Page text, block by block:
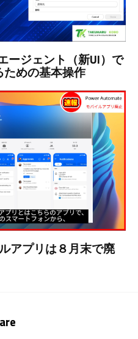
ージェント（新UI）で
めの基本操作
アプリは８月末で廃